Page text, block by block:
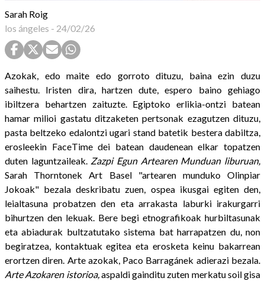
Sarah Roig
los ángeles - 24/02/26
Azokak, edo maite edo gorroto dituzu, baina ezin duzu
saihestu. Iristen dira, hartzen dute, espero baino gehiago
ibiltzera behartzen zaituzte. Egiptoko erlikia-ontzi batean
hamar milioi gastatu ditzaketen pertsonak ezagutzen dituzu,
pasta beltzeko edalontzi ugari stand batetik bestera dabiltza,
erosleekin FaceTime dei batean daudenean elkar topatzen
duten laguntzaileak. Zazpi Egun Artearen Munduan liburuan,
Sarah Thorntonek Art Basel "artearen munduko Olinpiar
Jokoak" bezala deskribatu zuen, ospea ikusgai egiten den,
leialtasuna probatzen den eta arrakasta laburki irakurgarri
bihurtzen den lekuak. Bere begi etnografikoak hurbiltasunak
eta abiadurak bultzatutako sistema bat harrapatzen du, non
begiratzea, kontaktuak egitea eta erosketa keinu bakarrean
erortzen diren. Arte azokak, Paco Barragánek adierazi bezala.
Arte Azokaren istorioa,aspaldi gainditu zuten merkatu soil gisa